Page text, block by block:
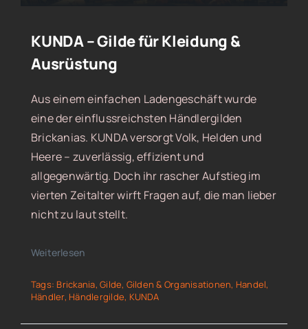
KUNDA – Gilde für Kleidung &
Ausrüstung
Aus einem einfachen Ladengeschäft wurde
eine der einflussreichsten Händlergilden
Brickanias. KUNDA versorgt Volk, Helden und
Heere – zuverlässig, effizient und
allgegenwärtig. Doch ihr rascher Aufstieg im
vierten Zeitalter wirft Fragen auf, die man lieber
nicht zu laut stellt.
Weiterlesen
Tags: Brickania,Gilde, Gilden & Organisationen, Handel,
Händler, Händlergilde, KUNDA